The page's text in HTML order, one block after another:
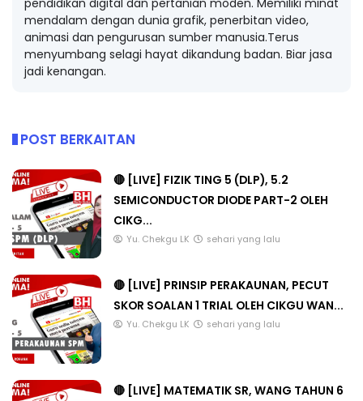
mendalam dengan dunia grafik, penerbitan video,
animasi dan pengurusan sumber manusia.Terus
menyumbang selagi hayat dikandung badan. Biar jasa
jadi kenangan.
POST BERKAITAN
🔴 [LIVE] FIZIK TING 5 (DLP), 5.2
SEMICONDUCTOR DIODE PART-2 OLEH
CIKG...
Yu. Chekgu LK sehari yang lalu
🔴 [LIVE] PRINSIP PERAKAUNAN, PECUT
SKOR SOALAN 1 TRIAL OLEH CIKGU WAN...
Yu. Chekgu LK sehari yang lalu
🔴 [LIVE] MATEMATIK SR, WANG TAHUN 6